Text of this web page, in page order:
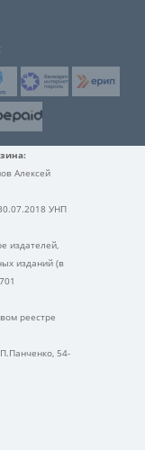
Алексей
УНП
издателей,
изданий (в
реестре
54-